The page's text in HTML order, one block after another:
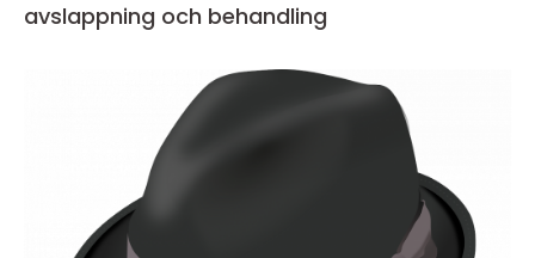
avslappning och behandling